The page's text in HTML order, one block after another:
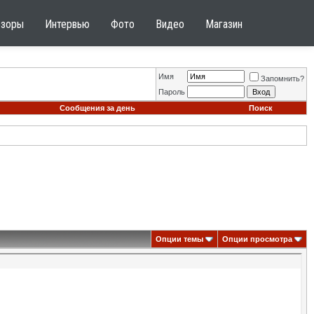
Интервью Фото Видео Магазин
Имя
Запомнить?
Пароль
Сообщения за день
Поиск
Опции темы Опции просмотра